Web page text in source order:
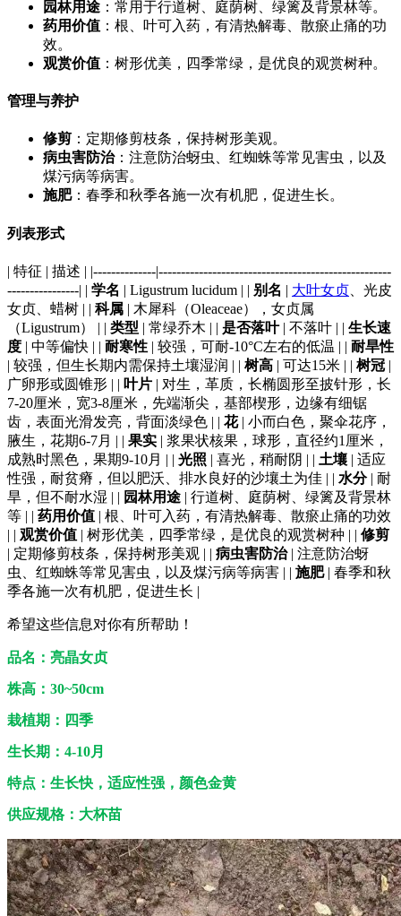
园林用途 ：常用于行道树、庭荫树、绿篱及背景林等。
药用价值 ：根、叶可入药，有清热解毒、散瘀止痛的功
效。
观赏价值 ：树形优美，四季常绿，是优良的观赏树种。
管理与养护
修剪 ：定期修剪枝条，保持树形美观。
病虫害防治：注意防治蚜虫、红蜘蛛等常见害虫，以及
煤污病等病害。
施肥：春季和秋季各施一次有机肥，促进生长。
列表形式
| 特征 | 描述 | |--------------|----------------------------------------------------
----------------| | 学名 | Ligustrum lucidum | | 别名 | 大叶女贞 、光皮
女贞、蜡树 | | 科属 | 木犀科（Oleaceae），女贞属
（Ligustrum） | | 类型 | 常绿乔木 | | 是否落叶| 不落叶 | | 生长速
度 | 中等偏快 | | 耐寒性 | 较强，可耐-10°C左右的低温 | | 耐旱性
| 较强，但生长期内需保持土壤湿润 | | 树高 | 可达15米 | | 树冠 |
广卵形或圆锥形 | | 叶片 | 对生，革质，长椭圆形至披针形，长
7-20厘米，宽3-8厘米，先端渐尖，基部楔形，边缘有细锯
齿，表面光滑发亮，背面淡绿色 | | 花| 小而白色，聚伞花序，
腋生，花期6-7月 | | 果实 | 浆果状核果，球形，直径约1厘米，
成熟时黑色，果期9-10月 | | 光照 | 喜光，稍耐阴 | | 土壤 | 适应
性强，耐贫瘠，但以肥沃、排水良好的沙壤土为佳 | | 水分| 耐
旱，但不耐水湿 | | 园林用途 | 行道树、庭荫树、绿篱及背景林
等 | | 药用价值 | 根、叶可入药，有清热解毒、散瘀止痛的功效
| | 观赏价值 | 树形优美，四季常绿，是优良的观赏树种 | | 修剪
| 定期修剪枝条，保持树形美观 | | 病虫害防治| 注意防治蚜
虫、红蜘蛛等常见害虫，以及煤污病等病害 | | 施肥| 春季和秋
季各施一次有机肥，促进生长 |
希望这些信息对你有所帮助！
品名：亮晶女贞
株高：30~50cm
栽植期：四季
生长期：4-10月
特点：生长快，适应性强，颜色金黄
供应规格：大杯苗